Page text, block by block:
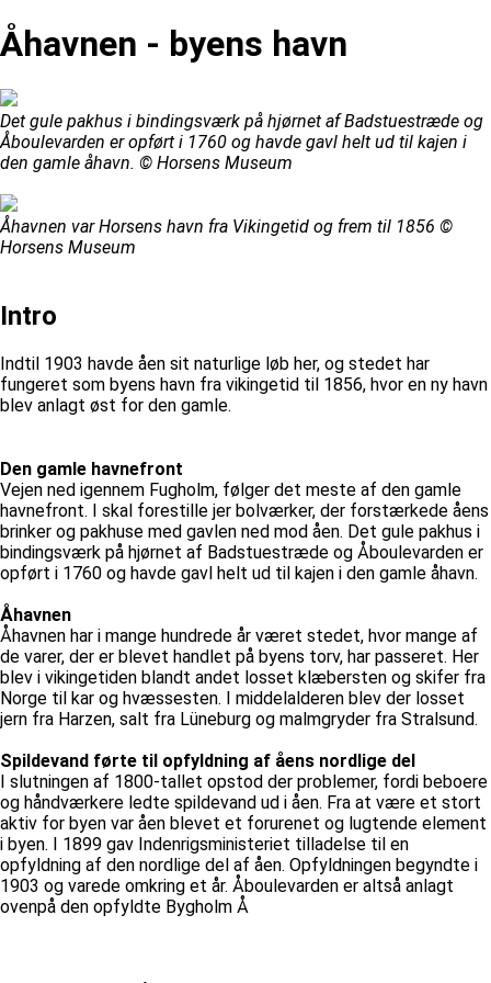
Åhavnen - byens havn
Det gule pakhus i bindingsværk på hjørnet af Badstuestræde og
Åboulevarden er opført i 1760 og havde gavl helt ud til kajen i
den gamle åhavn. © Horsens Museum
Åhavnen var Horsens havn fra Vikingetid og frem til 1856 ©
Horsens Museum
Intro
Indtil 1903 havde åen sit naturlige løb her, og stedet har
fungeret som byens havn fra vikingetid til 1856, hvor en ny havn
blev anlagt øst for den gamle.
Den gamle havnefront
Vejen ned igennem Fugholm, følger det meste af den gamle
havnefront. I skal forestille jer bolværker, der forstærkede åens
brinker og pakhuse med gavlen ned mod åen. Det gule pakhus i
bindingsværk på hjørnet af Badstuestræde og Åboulevarden er
opført i 1760 og havde gavl helt ud til kajen i den gamle åhavn.
Åhavnen
Åhavnen har i mange hundrede år været stedet, hvor mange af
de varer, der er blevet handlet på byens torv, har passeret. Her
blev i vikingetiden blandt andet losset klæbersten og skifer fra
Norge til kar og hvæssesten. I middelalderen blev der losset
jern fra Harzen, salt fra Lüneburg og malmgryder fra Stralsund.
Spildevand førte til opfyldning af åens nordlige del
I slutningen af 1800-tallet opstod der problemer, fordi beboere
og håndværkere ledte spildevand ud i åen. Fra at være et stort
aktiv for byen var åen blevet et forurenet og lugtende element
i byen. I 1899 gav Indenrigsministeriet tilladelse til en
opfyldning af den nordlige del af åen. Opfyldningen begyndte i
1903 og varede omkring et år. Åboulevarden er altså anlagt
ovenpå den opfyldte Bygholm Å